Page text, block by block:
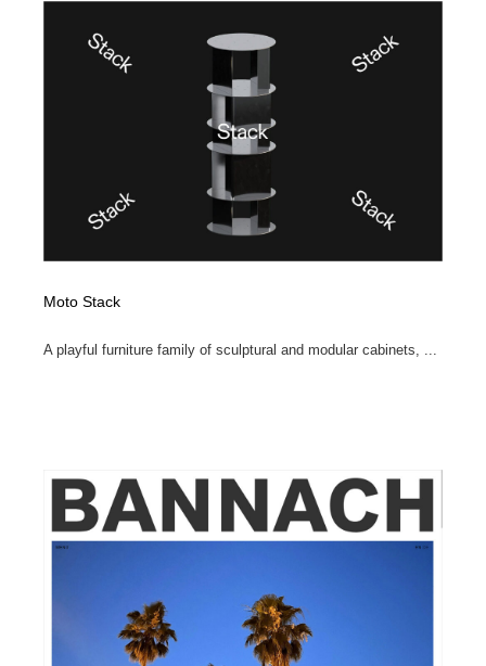
Moto Stack
A playful furniture family of sculptural and modular cabinets, ...